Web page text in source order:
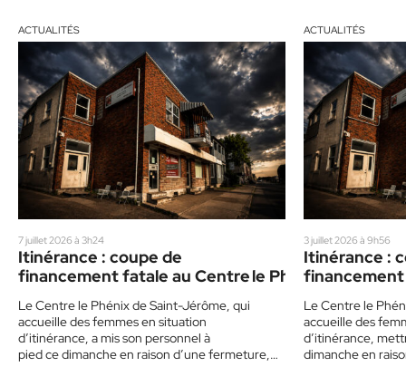
ACTUALITÉS
7 juillet 2026 à 3h24
Itinérance : coupe de
financement fatale au Centre le Phénix
Le Centre le Phénix de Saint-Jérôme, qui
accueille des femmes en situation
d’itinérance, a mis son personnel à
pied ce dimanche en raison d’une fermeture,
ACTUALITÉS
3 juillet 2026 à 9h56
Itinérance :
Le Centre le
accueille des
d’itinérance,
dimanche en